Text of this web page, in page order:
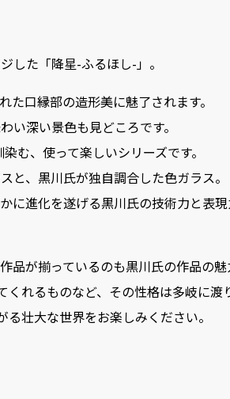
した「降星-ふるほし-」。
口縁部の造形美に魅了されます。
深い景色も見どころです。
む、使って楽しいシリーズです。
、黒川氏が独自調合した色ガラス。
に進化を遂げる黒川氏の技術力と表
が揃っているのも黒川氏の作品の魅
くれるものなど、その性格は多岐に
壮大な世界をお楽しみください。